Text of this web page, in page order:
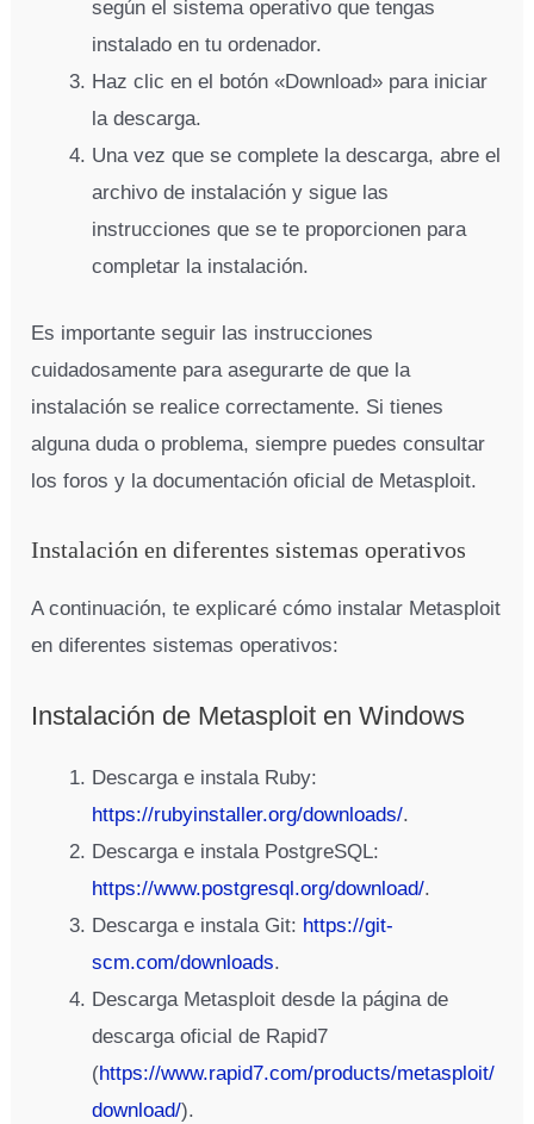
según el sistema operativo que tengas
instalado en tu ordenador.
Haz clic en el botón «Download» para iniciar
la descarga.
Una vez que se complete la descarga, abre el
archivo de instalación y sigue las
instrucciones que se te proporcionen para
completar la instalación.
Es importante seguir las instrucciones
cuidadosamente para asegurarte de que la
instalación se realice correctamente. Si tienes
alguna duda o problema, siempre puedes consultar
los foros y la documentación oficial de Metasploit.
Instalación en diferentes sistemas operativos
A continuación, te explicaré cómo instalar Metasploit
en diferentes sistemas operativos:
Instalación de Metasploit en Windows
Descarga e instala Ruby:
https://rubyinstaller.org/downloads/.
Descarga e instala PostgreSQL:
https://www.postgresql.org/download/.
Descarga e instala Git: https://git-
scm.com/downloads.
Descarga Metasploit desde la página de
descarga oficial de Rapid7
(https://www.rapid7.com/products/metasploit/
download/).